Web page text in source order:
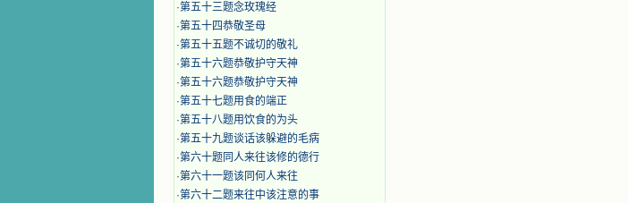
·第五十三题念玫瑰经
·第五十四恭敬圣母
·第五十五题不诚切的敬礼
·第五十六题恭敬护守天神
·第五十六题恭敬护守天神
·第五十七题用食的端正
·第五十八题用饮食的为头
·第五十九题谈话该躲避的毛病
·第六十题同人来往该修的德行
·第六十一题该同何人来往
·第六十二题来往中该注意的事